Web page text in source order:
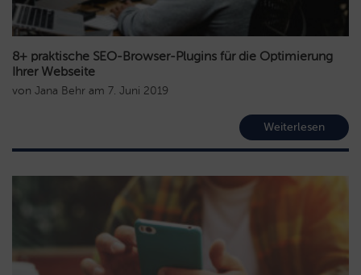
8+ praktische SEO-Browser-Plugins für die Optimierung
Ihrer Webseite
von Jana Behr am 7. Juni 2019
Weiterlesen